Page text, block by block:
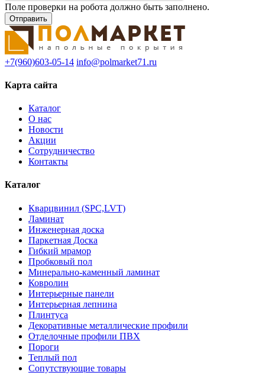
Поле проверки на робота должно быть заполнено.
+7(960)603-05-14 info@polmarket71.ru
Карта сайта
Каталог
О нас
Новости
Акции
Сотрудничество
Контакты
Каталог
Кварцвинил (SPC,LVT)
Ламинат
Инженерная доска
Паркетная Доска
Гибкий мрамор
Пробковый пол
Минерально-каменный ламинат
Ковролин
Интерьерные панели
Интерьерная лепнина
Плинтуса
Декоративные металлические профили
Отделочные профили ПВХ
Пороги
Теплый пол
Сопутствующие товары